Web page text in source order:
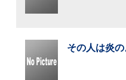
その人は炎の